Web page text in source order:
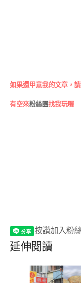
如果還甲意我的文章，
有空來粉絲團找我玩喔
按讚加入粉
延伸閱讀